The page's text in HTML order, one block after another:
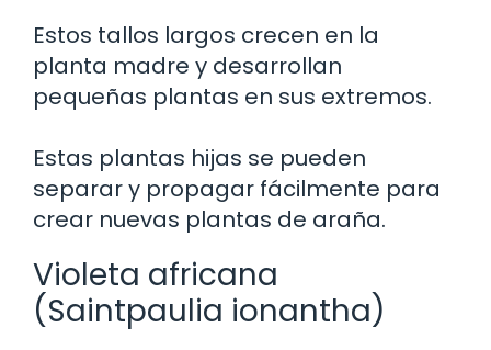
Estos tallos largos crecen en la
planta madre y desarrollan
pequeñas plantas en sus extremos.
Estas plantas hijas se pueden
separar y propagar fácilmente para
crear nuevas plantas de araña.
Violeta africana
(Saintpaulia ionantha)